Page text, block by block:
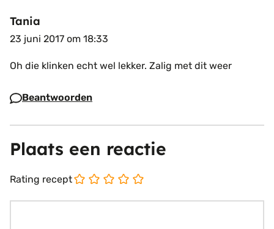
Tania
23 juni 2017 om 18:33
Oh die klinken echt wel lekker. Zalig met dit weer
Beantwoorden
Plaats een reactie
Rating recept